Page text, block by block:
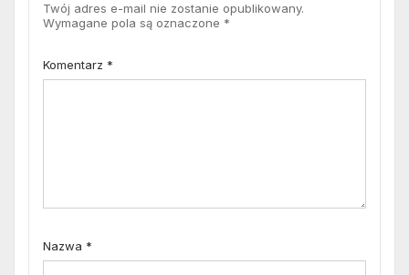
Twój adres e-mail nie zostanie opublikowany.
Wymagane pola są oznaczone *
Komentarz *
Nazwa *